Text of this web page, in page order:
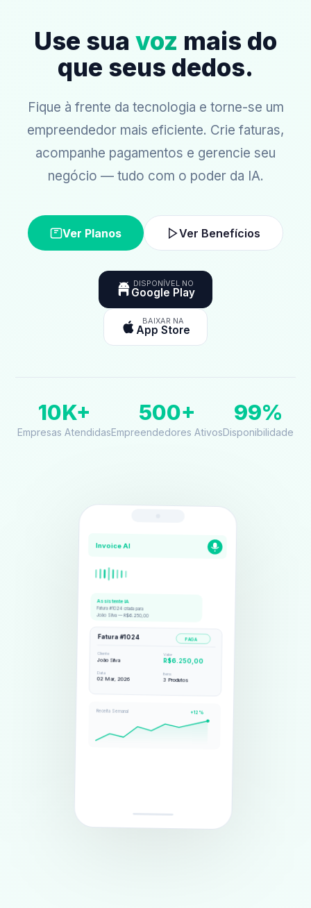
Use sua voz mais do
que seus dedos.
Fique à frente da tecnologia e torne-se um
empreendedor mais eficiente. Crie faturas,
acompanhe pagamentos e gerencie seu
negócio — tudo com o poder da IA.
Ver Planos Ver Benefícios
DISPONÍVEL NO
Google Play
BAIXAR NA
App Store
10K+
Empresas Atendidas
500+
Empreendedores Ativos
99%
Disponibilidade
Invoice AI
Fatura #1024 criada para
João Silva — R$6.250,00
Fatura #1024 PAGA
João Silva R$6.250,00
02 Mar, 2026 3 Produtos